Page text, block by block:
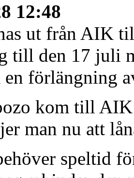
12:48
ut från AIK
till den 17 juli
förlängning
kom till AIK
man nu att
speltid